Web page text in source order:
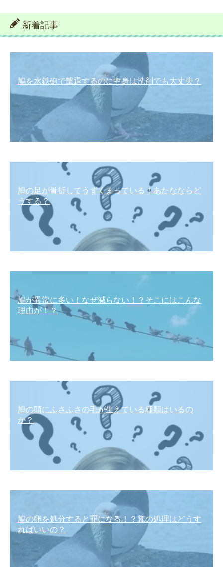
新着記事
鳩を水鉄砲で撃退するのに中身は洗剤でも大丈夫？
鳩の足が骨折してうずくまっている！あたなならど
うする？
鳩が異常に多い！なぜ減らない！？そこにはこんな
理由が！？
鳩の頭にふさふさの毛が生えている種類はいるの
か？
鳩の卵を処分すると罪になる！？糞の処理はどうす
ればいいの？